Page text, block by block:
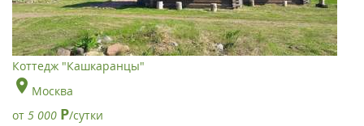
Коттедж "Кашкаранцы"
Москва
от 5 000 Р/сутки